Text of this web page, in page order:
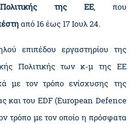
της EE, που
από 16 έως 17 Ιουλ 24.
επιπέδου εργαστηρίου της
Πολιτικής των κ-μ της ΕΕ
με τον τρόπο ενίσχυσης της
και του EDF (European Defence
τρόπο με τον οποίο η πρόσφατα